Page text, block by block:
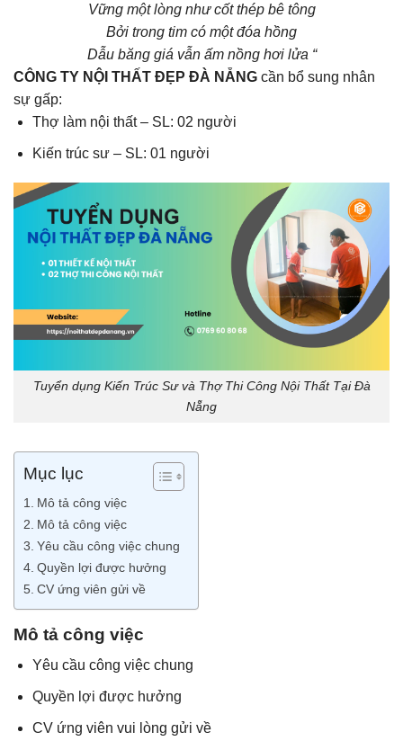
Vững một lòng như cốt thép bê tông
Bởi trong tim có một đóa hồng
Dẫu băng giá vẫn ấm nồng hơi lửa “
CÔNG TY NỘI THẤT ĐẸP ĐÀ NẴNG cần bổ sung nhân
sự gấp:
Thợ làm nội thất – SL: 02 người
Kiến trúc sư – SL: 01 người
Tuyển dụng Kiến Trúc Sư và Thợ Thi Công Nội Thất Tại Đà
Nẵng
Mục lục
Mô tả công việc
Mô tả công việc
Yêu cầu công việc chung
Quyền lợi được hưởng
CV ứng viên gửi về
Mô tả công việc
Yêu cầu công việc chung
Quyền lợi được hưởng
CV ứng viên vui lòng gửi về